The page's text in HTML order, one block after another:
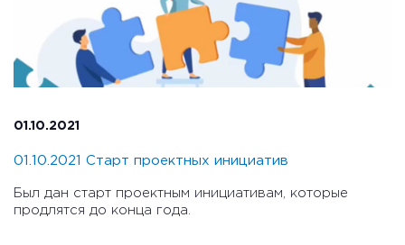
01.10.2021
01.10.2021 Старт проектных инициатив
Был дан старт проектным инициативам, которые
продлятся до конца года.